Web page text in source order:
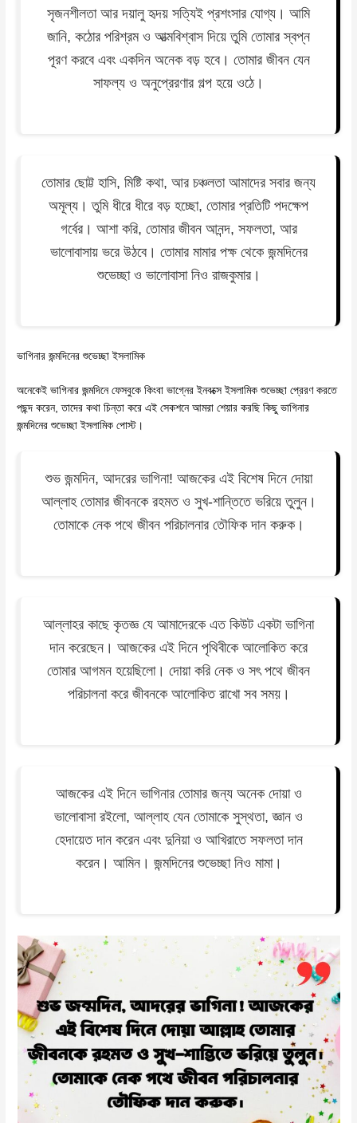
সৃজনশীলতা আর দয়ালু হৃদয় সত্যিই প্রশংসার যোগ্য। আমি
জানি, কঠোর পরিশ্রম ও আত্মবিশ্বাস দিয়ে তুমি তোমার স্বপ্ন
পূরণ করবে এবং একদিন অনেক বড় হবে। তোমার জীবন যেন
সাফল্য ও অনুপ্রেরণার গল্প হয়ে ওঠে।
তোমার ছোট্ট হাসি, মিষ্টি কথা, আর চঞ্চলতা আমাদের সবার জন্য
অমূল্য। তুমি ধীরে ধীরে বড় হচ্ছো, তোমার প্রতিটি পদক্ষেপ
গর্বের। আশা করি, তোমার জীবন আনন্দ, সফলতা, আর
ভালোবাসায় ভরে উঠবে। তোমার মামার পক্ষ থেকে জন্মদিনের
শুভেচ্ছা ও ভালোবাসা নিও রাজকুমার।
ভাগিনার জন্মদিনের শুভেচ্ছা ইসলামিক
অনেকেই ভাগিনার জন্মদিনে ফেসবুকে কিংবা ভাগ্নের ইনবক্সে ইসলামিক শুভেচ্ছা প্রেরণ করতে
পছন্দ করেন, তাদের কথা চিন্তা করে এই সেকশনে আমরা শেয়ার করছি কিছু ভাগিনার
জন্মদিনের শুভেচ্ছা ইসলামিক পোস্ট।
শুভ জন্মদিন, আদরের ভাগিনা! আজকের এই বিশেষ দিনে দোয়া
আল্লাহ তোমার জীবনকে রহমত ও সুখ-শান্তিতে ভরিয়ে তুলুন।
তোমাকে নেক পথে জীবন পরিচালনার তৌফিক দান করুক।
আল্লাহর কাছে কৃতজ্ঞ যে আমাদেরকে এত কিউট একটা ভাগিনা
দান করেছেন। আজকের এই দিনে পৃথিবীকে আলোকিত করে
তোমার আগমন হয়েছিলো। দোয়া করি নেক ও সৎ পথে জীবন
পরিচালনা করে জীবনকে আলোকিত রাখো সব সময়।
আজকের এই দিনে ভাগিনার তোমার জন্য অনেক দোয়া ও
ভালোবাসা রইলো, আল্লাহ যেন তোমাকে সুস্থতা, জ্ঞান ও
হেদায়েত দান করেন এবং দুনিয়া ও আখিরাতে সফলতা দান
করেন। আমিন। জন্মদিনের শুভেচ্ছা নিও মামা।